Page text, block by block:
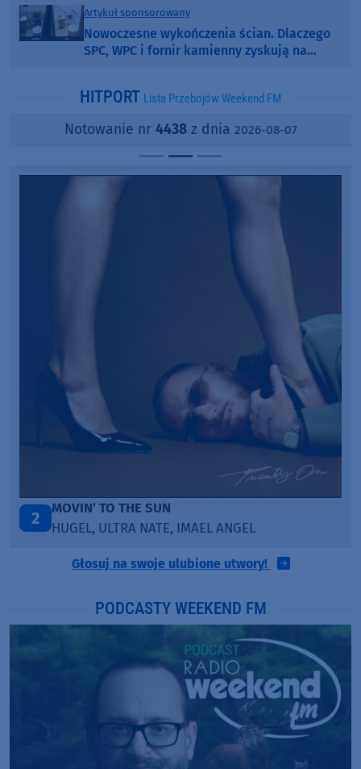
Artykuł sponsorowany
Nowoczesne wykończenia ścian. Dlaczego
SPC, WPC i fornir kamienny zyskują na
HITPORT Lista Przebojów Weekend FM
Notowanie nr 4438z dnia 2026-08-07
3
LEGENDARY LOVERS (SAVE ME)
KATY PERRY & CHIEF KEEF
Głosuj na swoje ulubione utwory!
PODCASTY WEEKEND FM